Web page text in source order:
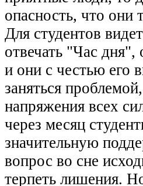
опасность, что они
Для студентов
отвечать "Час дня",
и они с честью его
заняться
напряжения всех
через месяц
значительную
вопрос во сне
терпеть лишения.